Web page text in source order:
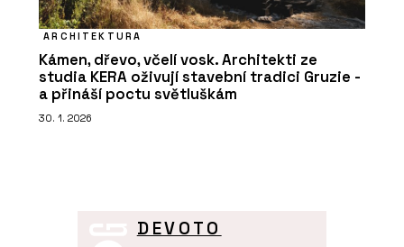
ARCHITEKTURA
Kámen, dřevo, včelí vosk. Architekti ze
studia KERA oživují stavební tradici Gruzie -
a přináší poctu světluškám
30. 1. 2026
DEVOTO